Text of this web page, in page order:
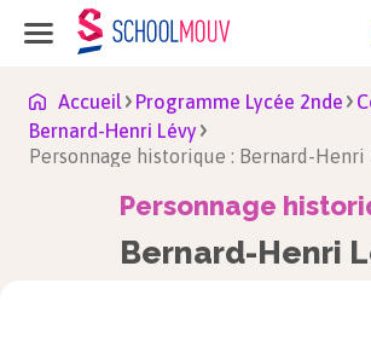
Accueil Programme Lycée 2nde
Bernard-Henri Lévy
Personnage historique : Bernard-Henri
Personnage
Bernard-Henri